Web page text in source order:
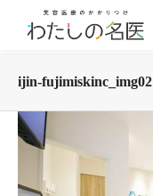
ijin-fujimiskinc_img02